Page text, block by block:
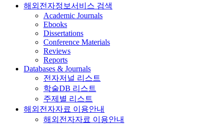
해외전자정보서비스 검색
Academic Journals
Ebooks
Dissertations
Conference Materials
Reviews
Reports
Databases & Journals
전자저널 리스트
학술DB 리스트
주제별 리스트
해외전자자료 이용안내
해외전자자료 이용안내